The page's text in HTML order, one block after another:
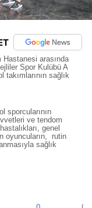
arasında
Spor Kulübü A
sağlık
sporcularının
ve tendom
genel
oyuncuların, rutin
sağlık